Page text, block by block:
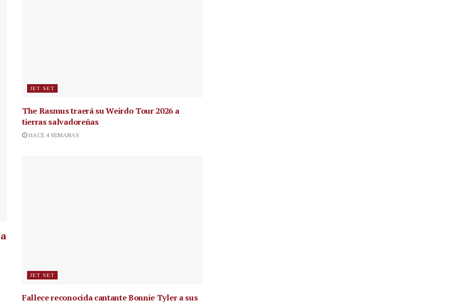
JET SET
The Rasmus traerá su Weirdo Tour 2026 a
tierras salvadoreñas
HACE 4 SEMANAS
JET SET
Fallece reconocida cantanteBonnie Tyler a sus